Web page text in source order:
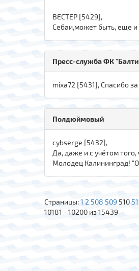
ВЕСТЕР [5429],
Себаи,может быть, еще
Пресс-служба ФК
mixa72 [5431], Спасибо
Полдюймовый
cybserge [5432],
Да, даже и с учётом
Молодец Калининград!
Страницы:1 2 508 509 510
10181 - 10200 из 15439